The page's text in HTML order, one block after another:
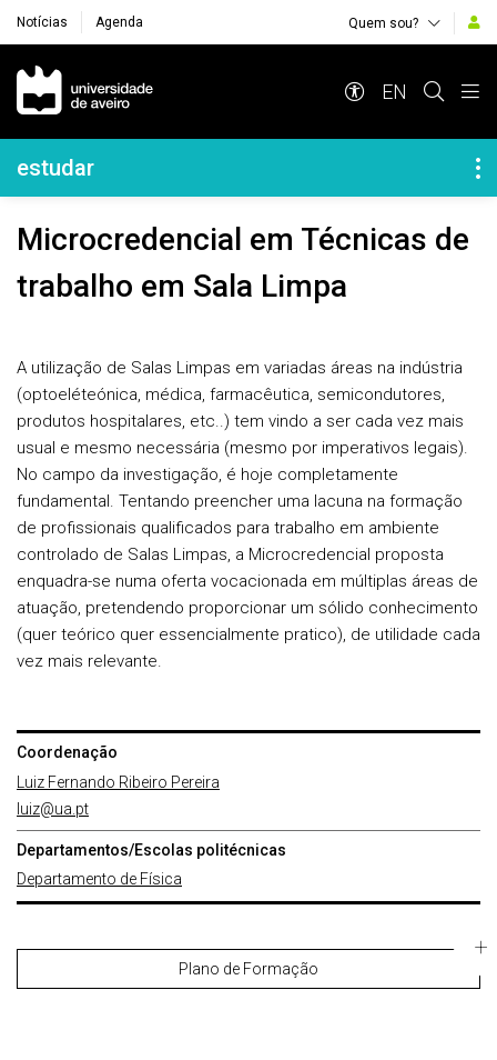
Notícias Agenda Quem sou?
Navegação Principal
EN
Navegação Lateral
estudar
Microcredencial em Técnicas de
trabalho em Sala Limpa
A utilização de Salas Limpas em variadas áreas na indústria
(optoeléteónica, médica, farmacêutica, semicondutores,
produtos hospitalares, etc..) tem vindo a ser cada vez mais
usual e mesmo necessária (mesmo por imperativos legais).
No campo da investigação, é hoje completamente
fundamental. Tentando preencher uma lacuna na formação
de profissionais qualificados para trabalho em ambiente
controlado de Salas Limpas, a Microcredencial proposta
enquadra-se numa oferta vocacionada em múltiplas áreas de
atuação, pretendendo proporcionar um sólido conhecimento
(quer teórico quer essencialmente pratico), de utilidade cada
vez mais relevante.
Coordenação
Luiz Fernando Ribeiro Pereira
luiz@ua.pt
Departamentos/Escolas politécnicas
Departamento de Física
Plano de Formação